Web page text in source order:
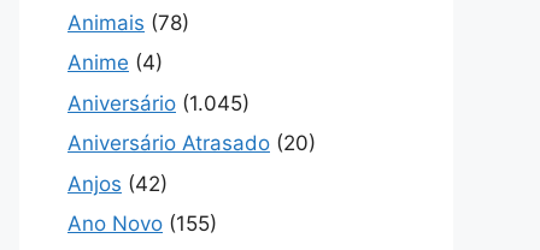
Animais (78)
Anime (4)
Aniversário (1.045)
Aniversário Atrasado (20)
Anjos (42)
Ano Novo (155)